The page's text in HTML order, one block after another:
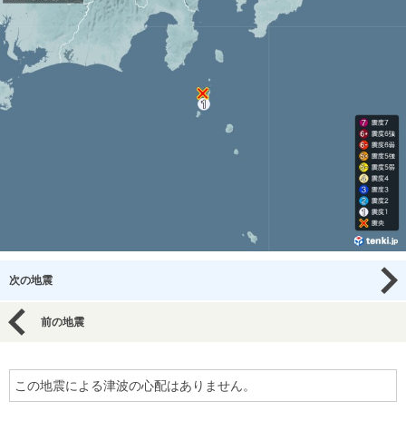
次の地震
前の地震
この地震による津波の心配はありません。